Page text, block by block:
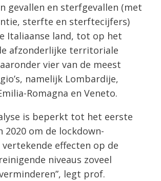
gevallen en sterfgevallen (met
sterfte en sterftecijfers)
Italiaanse land, tot op het
afzonderlijke territoriale
vier van de meest
namelijk Lombardije,
Romagna en Veneto.
is beperkt tot het eerste
2020 om de lockdown-
effecten op de
niveaus zoveel
legt prof.